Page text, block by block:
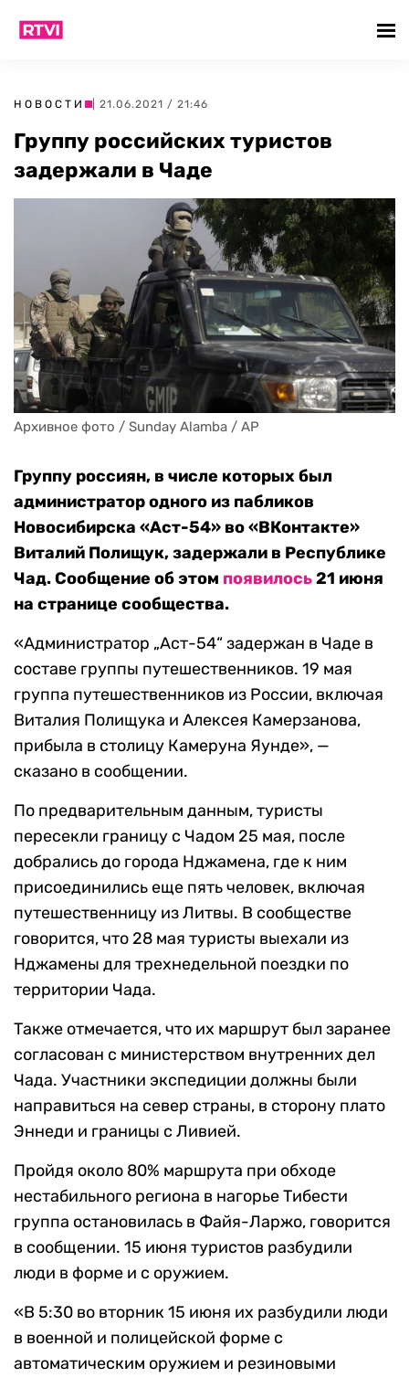
НОВОСТИ | 21.06.2021 / 21:46
Группу российских туристов
задержали в Чаде
Архивное фото / Sunday Alamba / AP
Группу россиян, в числе которых был
администратор одного из пабликов
Новосибирска «Аст-54» во «ВКонтакте»
Виталий Полищук, задержали в Республике
Чад. Сообщение об этом появилось21 июня
на странице сообщества.
«Администратор „Аст-54“ задержан в Чаде в
составе группы путешественников. 19 мая
группа путешественников из России, включая
Виталия Полищука и Алексея Камерзанова,
прибыла в столицу Камеруна Яунде», —
сказано в сообщении.
По предварительным данным, туристы
пересекли границу с Чадом 25 мая, после
добрались до города Нджамена, где к ним
присоединились еще пять человек, включая
путешественницу из Литвы. В сообществе
говорится, что 28 мая туристы выехали из
Нджамены для трехнедельной поездки по
территории Чада.
Также отмечается, что их маршрут был заранее
согласован с министерством внутренних дел
Чада. Участники экспедиции должны были
направиться на север страны, в сторону плато
Эннеди и границы с Ливией.
Пройдя около 80% маршрута при обходе
нестабильного региона в нагорье Тибести
группа остановилась в Файя-Ларжо, говорится
в сообщении. 15 июня туристов разбудили
люди в форме и с оружием.
«В 5:30 во вторник 15 июня их разбудили люди
в военной и полицейской форме с
автоматическим оружием и резиновыми